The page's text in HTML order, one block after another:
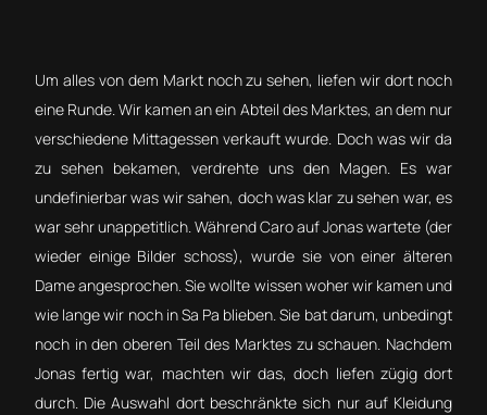
Um alles von dem Markt noch zu sehen, liefen wir dort noch
eine Runde. Wir kamen an ein Abteil des Marktes, an dem nur
verschiedene Mittagessen verkauft wurde. Doch was wir da
zu sehen bekamen, verdrehte uns den Magen. Es war
undefinierbar was wir sahen, doch was klar zu sehen war, es
war sehr unappetitlich. Während Caro auf Jonas wartete (der
wieder einige Bilder schoss), wurde sie von einer älteren
Dame angesprochen. Sie wollte wissen woher wir kamen und
wie lange wir noch in Sa Pa blieben. Sie bat darum, unbedingt
noch in den oberen Teil des Marktes zu schauen. Nachdem
Jonas fertig war, machten wir das, doch liefen zügig dort
durch. Die Auswahl dort beschränkte sich nur auf Kleidung